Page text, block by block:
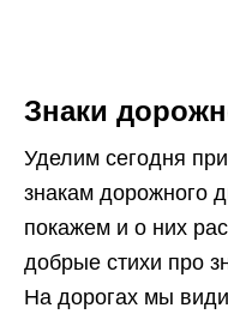
Знаки
Уделим сегодня
знакам дорожного
покажем и о них
добрые стихи про
На дорогах мы